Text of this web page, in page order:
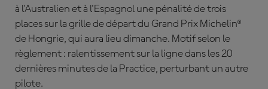
à l'Australien et à l'Espagnol une pénalité de trois
places sur la grille de départ du Grand Prix Michelin®
de Hongrie, qui aura lieu dimanche. Motif selon le
règlement : ralentissement sur la ligne dans les 20
dernières minutes de la Practice, perturbant un autre
pilote.